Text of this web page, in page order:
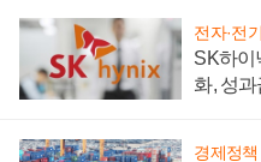
전자·전
SK하이
화, 성
경제정책